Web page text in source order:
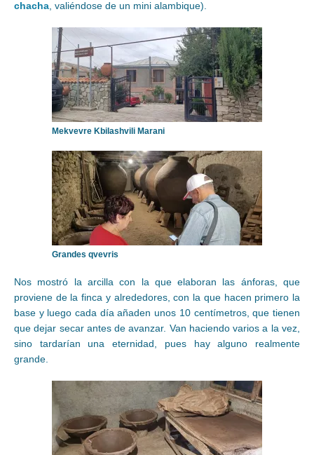
chacha, valiéndose de un mini alambique).
Mekvevre Kbilashvili Marani
Grandes qvevris
Nos mostró la arcilla con la que elaboran las ánforas, que
proviene de la finca y alrededores, con la que hacen primero la
base y luego cada día añaden unos 10 centímetros, que tienen
que dejar secar antes de avanzar. Van haciendo varios a la vez,
sino tardarían una eternidad, pues hay alguno realmente
grande.